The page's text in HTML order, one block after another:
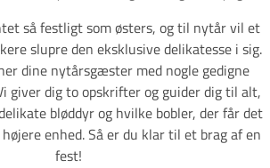
så festligt som østers, og til nytår vil et
slupre den eksklusive delikatesse i sig.
dine nytårsgæster med nogle gedigne
giver dig to opskrifter og guider dig til alt,
bløddyr og hvilke bobler, der får det
enhed. Så er du klar til et brag af en
fest!